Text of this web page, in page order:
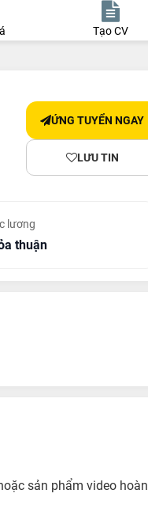
Tạo CV
ỨNG TUYỂN NGAY
LƯU TIN
lương
thuận
sản phẩm video hoàn